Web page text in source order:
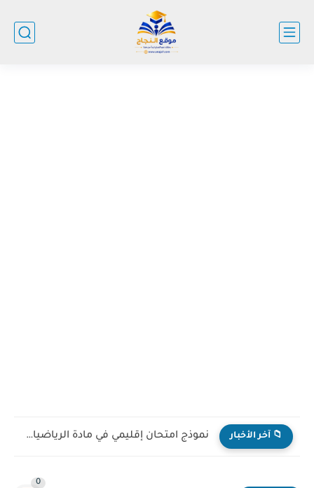
📁 آخر الأخبار نموذج امتحان إقليمي في مادة الرياضيات للمستوى السادس ابتدائي...
0